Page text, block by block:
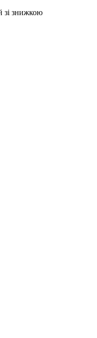
зі знижкою